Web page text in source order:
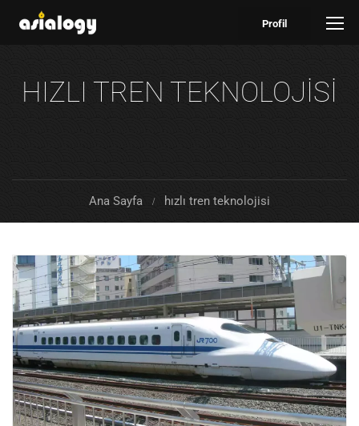
Profil
HIZLI TREN TEKNOLOJISI
Ana Sayfa hızlı tren teknolojisi